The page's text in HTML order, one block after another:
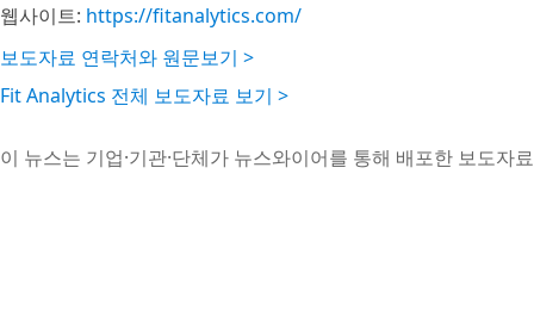
웹사이트: https://fitanalytics.com/
보도자료 연락처와 원문보기 >
Fit Analytics 전체 보도자료 보기 >
이 뉴스는 기업·기관·단체가 뉴스와이어를 통해 배포한 보도자